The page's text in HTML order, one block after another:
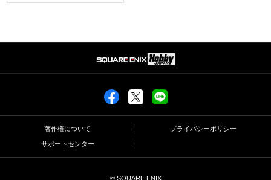
著作権について プライバシーポリシー
サポートセンター
© SQUARE ENIX